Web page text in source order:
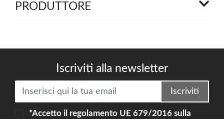
PRODUTTORE
Iscriviti alla newsletter
Iscriviti
*Accetto il regolamento UE 679/2016sulla